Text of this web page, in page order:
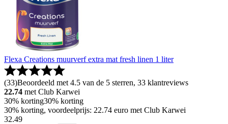
Flexa Creations muurverf extra mat fresh linen 1 liter
(33)Beoordeeld met 4.5 van de 5 sterren, 33 klantreviews
22.74 met Club Karwei
30% korting30% korting
30% korting, voordeelprijs: 22.74 euro met Club Karwei
32.49